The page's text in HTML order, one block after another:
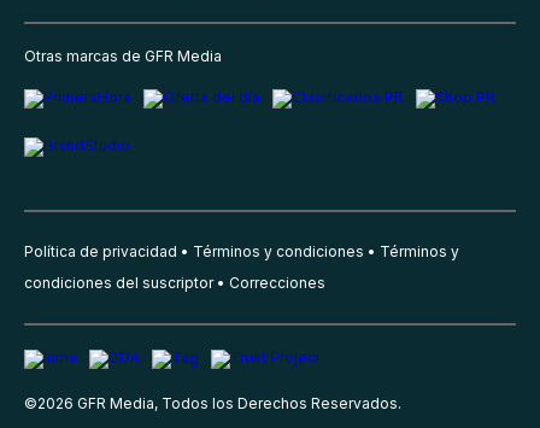
Otras marcas de GFR Media
Política de privacidad Términos y condiciones
Términos y
condiciones del suscriptor
Correcciones
©2026 GFR Media, Todos los Derechos Reservados.